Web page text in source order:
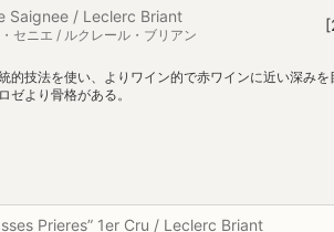
Saignee / Leclerc Briant
セニエ / ルクレール・ブリアン
的技法を使い、よりワイン的で赤ワインに近い深み
ゼより骨格がある。
Prieres” 1er Cru / Leclerc Briant